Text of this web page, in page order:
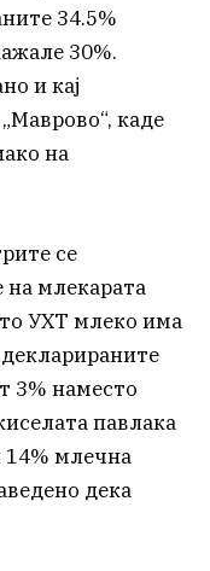
34.5%
30%.
и кај
каде
на
се
на млекарата
УХТ млеко има
3% наместо
павлака
14% млечна
дека